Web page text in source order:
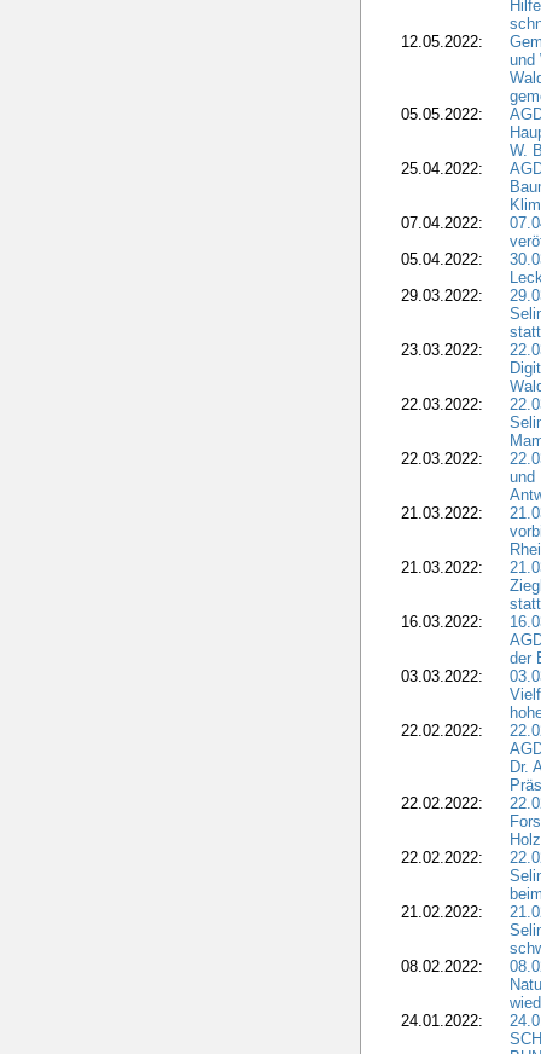
12.05.2022:
und
05.05.2022:
W.
25.04.2022:
07.04.2022:
05.04.2022:
29.03.2022:
23.03.2022:
22.03.2022:
22.03.2022:
und
21.03.2022:
21.03.2022:
16.03.2022:
der
03.03.2022:
22.02.2022:
Dr.
22.02.2022:
22.02.2022:
21.02.2022:
08.02.2022:
24.01.2022: